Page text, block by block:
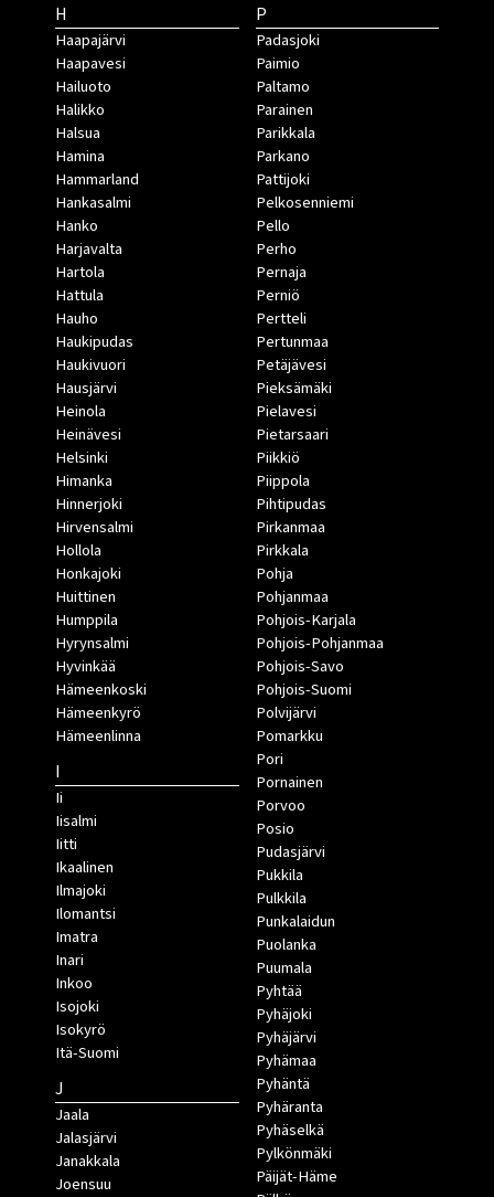
H
Haapajärvi
Haapavesi
Hailuoto
Halikko
Halsua
Hamina
Hammarland
Hankasalmi
Hanko
Harjavalta
Hartola
Hattula
Hauho
Haukipudas
Haukivuori
Hausjärvi
Heinola
Heinävesi
Helsinki
Himanka
Hinnerjoki
Hirvensalmi
Hollola
Honkajoki
Huittinen
Humppila
Hyrynsalmi
Hyvinkää
Hämeenkoski
Hämeenkyrö
Hämeenlinna
I
Ii
Iisalmi
Iitti
Ikaalinen
Ilmajoki
Ilomantsi
Imatra
Inari
Inkoo
Isojoki
Isokyrö
Itä-Suomi
J
Jaala
Jalasjärvi
Janakkala
Joensuu
P
Padasjoki
Paimio
Paltamo
Parainen
Parikkala
Parkano
Pattijoki
Pelkosenniemi
Pello
Perho
Pernaja
Perniö
Pertteli
Pertunmaa
Petäjävesi
Pieksämäki
Pielavesi
Pietarsaari
Piikkiö
Piippola
Pihtipudas
Pirkanmaa
Pirkkala
Pohja
Pohjanmaa
Pohjois-Karjala
Pohjois-Pohjanmaa
Pohjois-Savo
Pohjois-Suomi
Polvijärvi
Pomarkku
Pori
Pornainen
Porvoo
Posio
Pudasjärvi
Pukkila
Pulkkila
Punkalaidun
Puolanka
Puumala
Pyhtää
Pyhäjoki
Pyhäjärvi
Pyhämaa
Pyhäntä
Pyhäranta
Pyhäselkä
Pylkönmäki
Päijät-Häme